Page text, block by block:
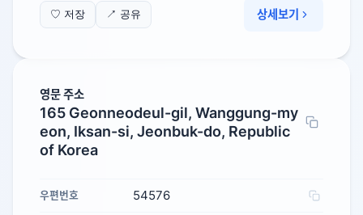
♡ 저장 ↗ 공유 상세보기
영문 주소
165 Geonneodeul-gil, Wanggung-my
eon, Iksan-si, Jeonbuk-do, Republic
of Korea
우편번호 54576